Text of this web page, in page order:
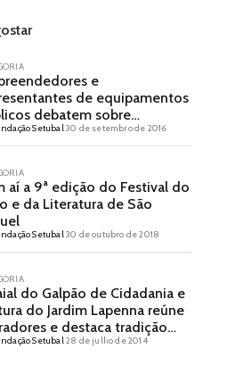
e
de equipamentos
debatem sobre
de negócios
Setubal30 de setembro de 2016
aí a 9ª edição do Festival do
e da Literatura de São
Setubal30 de outubro de 2018
do Galpão de Cidadania e
do Jardim Lapenna reúne
e destaca tradição
Setubal28 de julho de 2014